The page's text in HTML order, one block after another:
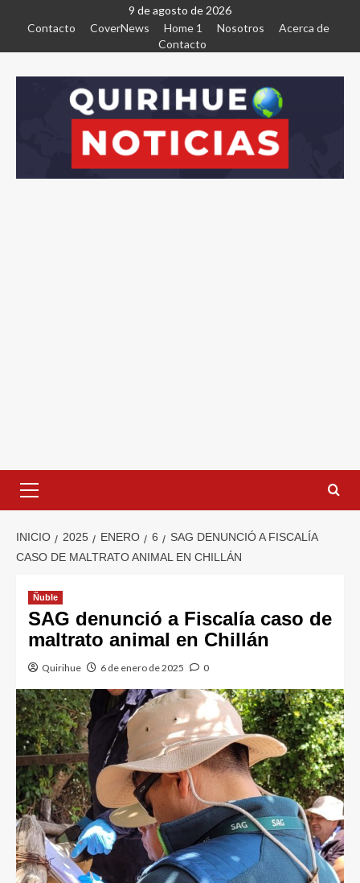
9 de agosto de 2026
Contacto
CoverNews Home 1 Nosotros
Acerca de
Contacto
INICIO 2025 ENERO 6
SAG DENUNCIÓ A FISCALÍA
CASO DE MALTRATO ANIMAL EN CHILLÁN
Ñuble
SAG denunció a Fiscalía caso de
maltrato animal en Chillán
Quirihue 6 de enero de 2025 0